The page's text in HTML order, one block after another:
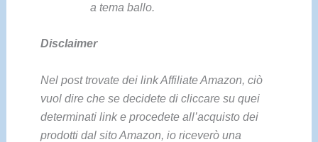
a tema ballo.
Disclaimer
Nel post trovate dei link Affiliate Amazon, ciò
vuol dire che se decidete di cliccare su quei
determinati link e procedete all’acquisto dei
prodotti dal sito Amazon, io riceverò una